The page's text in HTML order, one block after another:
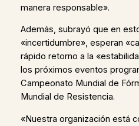
manera responsable».
Además, subrayó que en
«incertidumbre», esperan
rápido retorno a la
los próximos eventos
Campeonato Mundial de
Mundial de Resistencia.
«Nuestra organización está